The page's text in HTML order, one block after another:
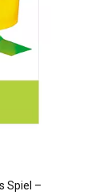
Spiel –